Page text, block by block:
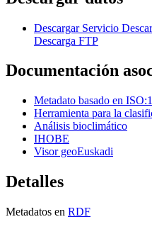
Descargar Servicio
Descarga FTP
Documentación
Metadato basado en
Herramienta para la
Análisis bioclimático
IHOBE
Visor geoEuskadi
Detalles
Metadatos en RDF